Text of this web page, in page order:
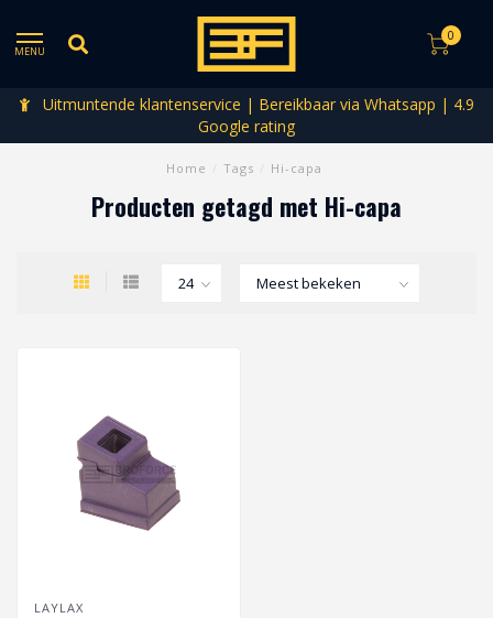
MENU
0
Uitmuntende klantenservice | Bereikbaar via Whatsapp | 4.9
Google rating
Home Tags Hi-capa
Producten getagd met Hi-capa
LAYLAX